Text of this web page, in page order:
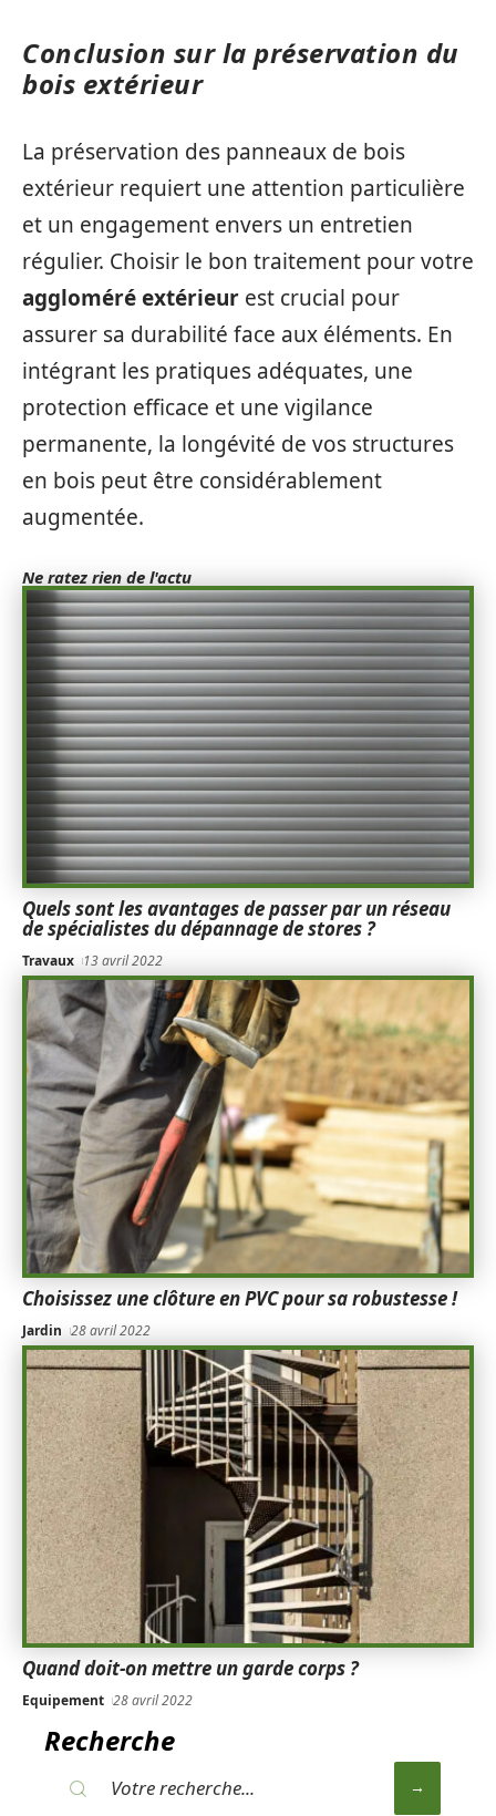
Conclusion sur la préservation du
bois extérieur
La préservation des panneaux de bois
extérieur requiert une attention particulière
et un engagement envers un entretien
régulier. Choisir le bon traitement pour votre
aggloméré extérieur est crucial pour
assurer sa durabilité face aux éléments. En
intégrant les pratiques adéquates, une
protection efficace et une vigilance
permanente, la longévité de vos structures
en bois peut être considérablement
augmentée.
Ne ratez rien de l'actu
Quels sont les avantages de passer par un réseau
de spécialistes du dépannage de stores ?
Travaux 13 avril 2022
Choisissez une clôture en PVC pour sa robustesse !
Jardin 28 avril 2022
Quand doit-on mettre un garde corps ?
Equipement 28 avril 2022
Recherche